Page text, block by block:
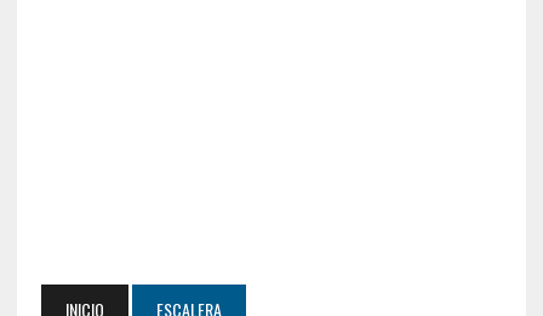
INICIO ESCALERA